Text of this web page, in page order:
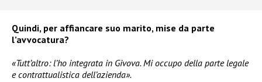
Quindi, per affiancare suo marito, mise da parte
l’avvocatura?
«Tutt’altro: l’ho integrata in Givova. Mi occupo della parte legale
e contrattualistica dell’azienda».